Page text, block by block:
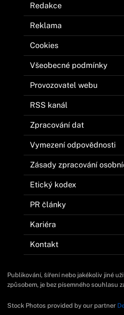
Redakce
Reklama
Cookies
Všeobecné podmínky
Provozovatel webu
RSS kanál
Zpracování dat
Vymezení odpovědnosti
Zásady zpracování
Etický kodex
PR články
Kariéra
Kontakt
Publikování, šíření nebo jakékoliv jiné
způsobem, je bez písemného souhlasu
Stock Photos provided by our partner